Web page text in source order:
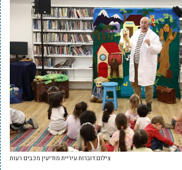
צילום:דוברות עיריית מודיעין מכבים רעות